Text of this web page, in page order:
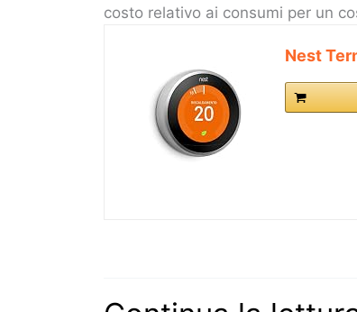
costo relativo ai consumi per un
Nest